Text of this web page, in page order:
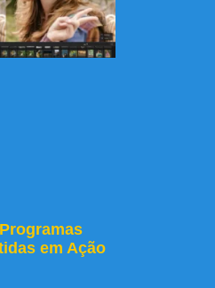
em Ação